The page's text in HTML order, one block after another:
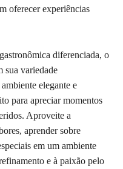
oferecer experiências
diferenciada, o
sua variedade
elegante e
para apreciar momentos
Aproveite a
aprender sobre
em um ambiente
e à paixão pelo